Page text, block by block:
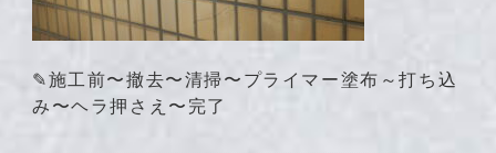
✎施工前〜撤去〜清掃〜プライマー塗布～打ち込
み〜ヘラ押さえ〜完了